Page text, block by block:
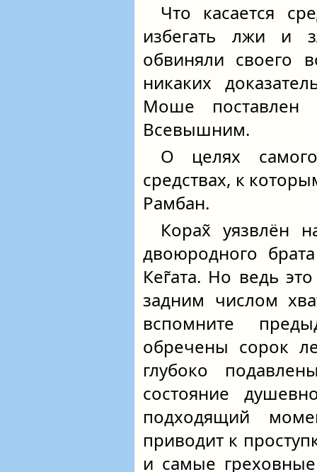
Что касается
избегать лжи и
обвиняли своего
никаких
Моше поставлен
Всевышним.
О целях
средствах, к
Рамбан.
Корах̃ уязвлён
двоюродного
Кег̃ата. Но ведь
задним числом
вспомните
обречены сорок
глубоко
состояние
подходящий
приводит к
и самые